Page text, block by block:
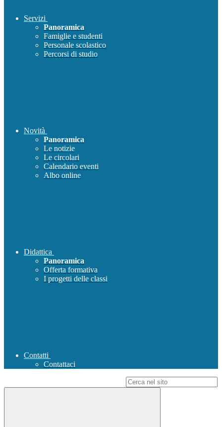
Servizi
Panoramica
Famiglie e studenti
Personale scolastico
Percorsi di studio
Novità
Panoramica
Le notizie
Le circolari
Calendario eventi
Albo online
Didattica
Panoramica
Offerta formativa
I progetti delle classi
Contatti
Contattaci